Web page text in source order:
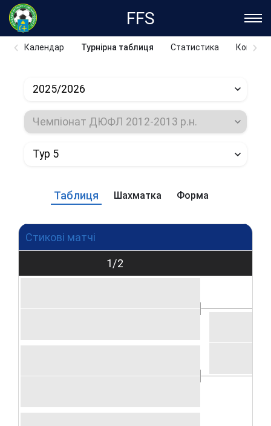
FFS
Календар Турнірна таблиця Статистика
2025/2026
Чемпіонат ДЮФЛ 2012-2013 р.н.
Тур 5
Таблиця Шахматка Форма
Стикові матчі
1/2